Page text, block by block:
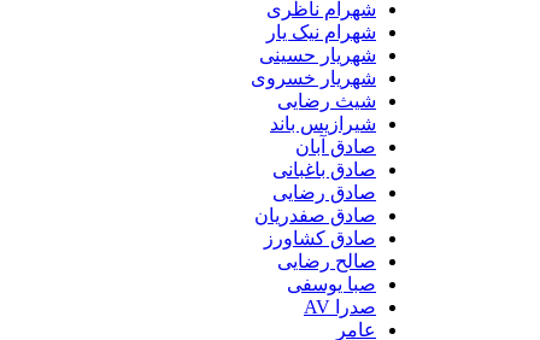
شهرام ناظری
شهرام نیک یار
شهریار حسینی
شهریار خسروی
شیث رضایی
شیرازیس باند
صادق آبان
صادق باغبانی
صادق رضایی
صادق صفدریان
صادق کشاورز
صالح رضایی
صبا یوسفی